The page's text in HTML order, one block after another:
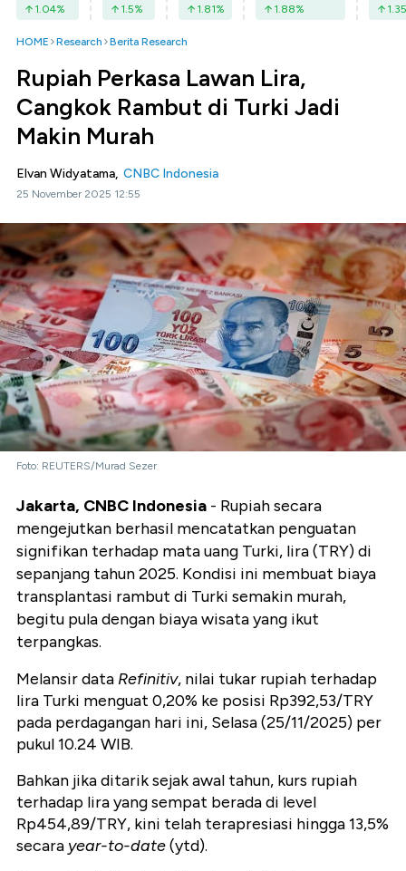
1.04% 1.5% 1.81% 1.88% 1.35
HOME Research Berita Research
Rupiah Perkasa Lawan Lira,
Cangkok Rambut di Turki Jadi
Makin Murah
Elvan Widyatama, CNBC Indonesia
25 November 2025 12:55
Foto: REUTERS/Murad Sezer
Jakarta, CNBC Indonesia - Rupiah secara
mengejutkan berhasil mencatatkan penguatan
signifikan terhadap mata uang Turki, lira (TRY) di
sepanjang tahun 2025. Kondisi ini membuat biaya
transplantasi rambut di Turki semakin murah,
begitu pula dengan biaya wisata yang ikut
terpangkas.
Melansir data Refinitiv, nilai tukar rupiah terhadap
lira Turki menguat 0,20% ke posisi Rp392,53/TRY
pada perdagangan hari ini, Selasa (25/11/2025) per
pukul 10.24 WIB.
Bahkan jika ditarik sejak awal tahun, kurs rupiah
terhadap lira yang sempat berada di level
Rp454,89/TRY, kini telah terapresiasi hingga 13,5%
secara year-to-date(ytd).